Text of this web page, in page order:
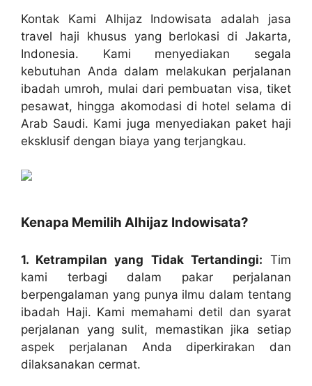
Kontak Kami Alhijaz Indowisata adalah jasa
travel haji khusus yang berlokasi di Jakarta,
Indonesia. Kami menyediakan segala
kebutuhan Anda dalam melakukan perjalanan
ibadah umroh, mulai dari pembuatan visa, tiket
pesawat, hingga akomodasi di hotel selama di
Arab Saudi. Kami juga menyediakan paket haji
eksklusif dengan biaya yang terjangkau.
Kenapa Memilih Alhijaz Indowisata?
1. Ketrampilan yang Tidak Tertandingi: Tim
kami terbagi dalam pakar perjalanan
berpengalaman yang punya ilmu dalam tentang
ibadah Haji. Kami memahami detil dan syarat
perjalanan yang sulit, memastikan jika setiap
aspek perjalanan Anda diperkirakan dan
dilaksanakan cermat.